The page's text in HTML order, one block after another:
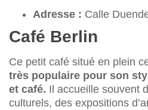
Adresse : Calle
Café Berlin
Ce petit café situé en plein
très populaire pour son
et café. Il accueille souvent
culturels, des expositions